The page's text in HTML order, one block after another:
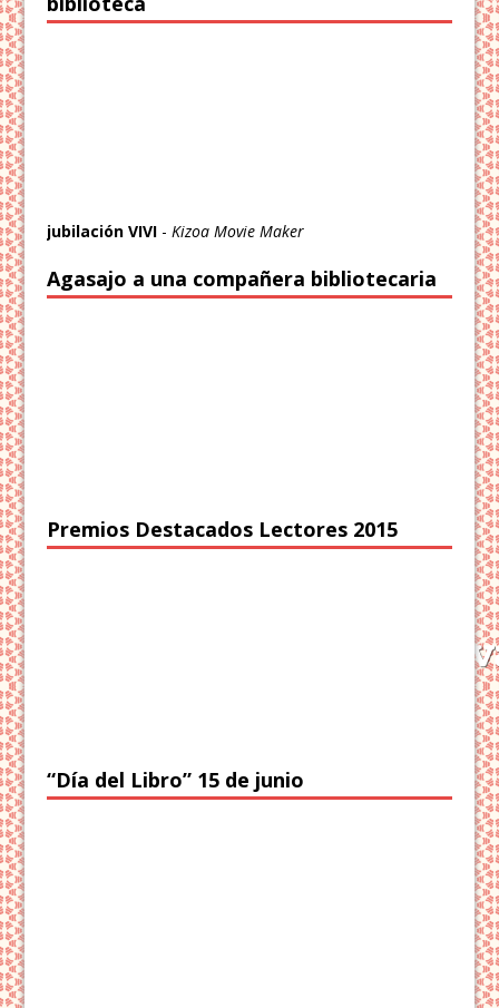
jubilación VIVI - Kizoa Movie Maker
Agasajo a una compañera bibliotecaria
Premios Destacados Lectores 2015
“Día del Libro” 15 de junio